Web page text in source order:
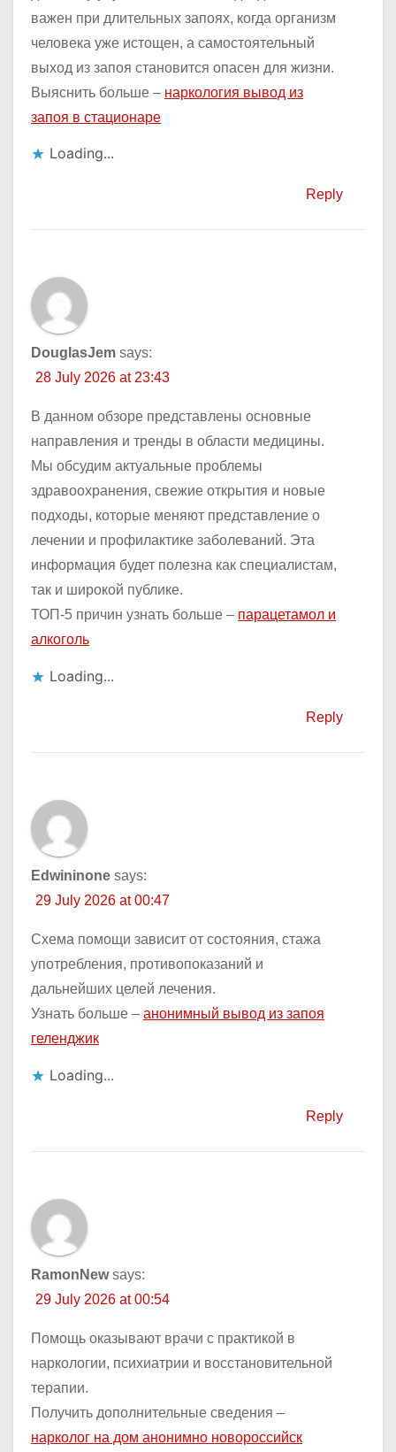
важен при длительных запоях, когда организм
человека уже истощен, а самостоятельный
выход из запоя становится опасен для жизни.
Выяснить больше – наркология вывод из
запоя в стационаре
Loading...
Reply
DouglasJem says:
28 July 2026 at 23:43
В данном обзоре представлены основные
направления и тренды в области медицины.
Мы обсудим актуальные проблемы
здравоохранения, свежие открытия и новые
подходы, которые меняют представление о
лечении и профилактике заболеваний. Эта
информация будет полезна как специалистам,
так и широкой публике.
ТОП-5 причин узнать больше – парацетамол и
алкоголь
Loading...
Reply
Edwininone says:
29 July 2026 at 00:47
Схема помощи зависит от состояния, стажа
употребления, противопоказаний и
дальнейших целей лечения.
Узнать больше – анонимный вывод из запоя
геленджик
Loading...
Reply
RamonNew says:
29 July 2026 at 00:54
Помощь оказывают врачи с практикой в
наркологии, психиатрии и восстановительной
терапии.
Получить дополнительные сведения –
нарколог на дом анонимно новороссийск